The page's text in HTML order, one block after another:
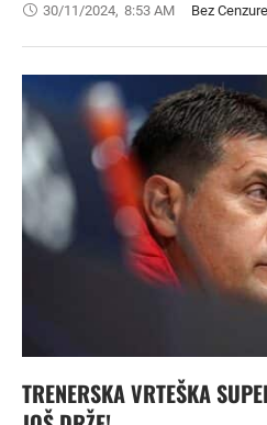
30/11/2024, 8:53 AM Bez Cenzure
TRENERSKA VRTEŠKA